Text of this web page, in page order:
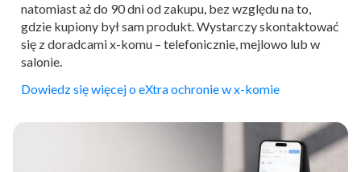
natomiast aż do 90 dni od zakupu, bez względu na to,
gdzie kupiony był sam produkt. Wystarczy skontaktować
się z doradcami x-komu – telefonicznie, mejlowo lub w
salonie.
Dowiedz się więcej o eXtra ochronie w x-komie